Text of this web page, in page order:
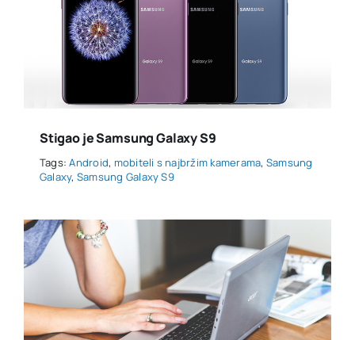
Stigao je Samsung Galaxy S9
Tags:Android, mobiteli s najbržim kamerama, Samsung
Galaxy, Samsung Galaxy S9